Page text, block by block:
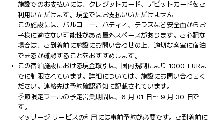
施設でのお支払いには、クレジットカード、デビットカードをご
利用いただけます。現金ではお支払いいただけません
この施設には、バルコニー、パティオ、テラスなど安全面からお
子様に適さない可能性がある屋外スペースがあります。ご心配な
場合は、ご到着前に施設にお問い合わせの上、適切な客室に宿泊
できるか確認することをおすすめします。
この宿泊施設における現金取引は、国内規制により 1000 EURま
でに制限されています。詳細については、施設にお問い合わせく
ださい。連絡先は予約確認通知に記載されています。
季節限定プールの予定営業期間は、6 月 01 日～ 9 月 30 日で
す。
マッサージ サービスの利用には事前予約が必要です。ご到着前に